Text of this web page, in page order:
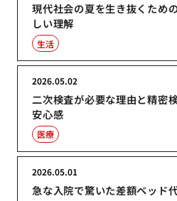
現代社会の夏を生き抜くため
しい理解
生活
二次検査が必要な理由と精密
安心感
2026.05.02
医療
急な入院で驚いた差額ベッド
2026.05.01